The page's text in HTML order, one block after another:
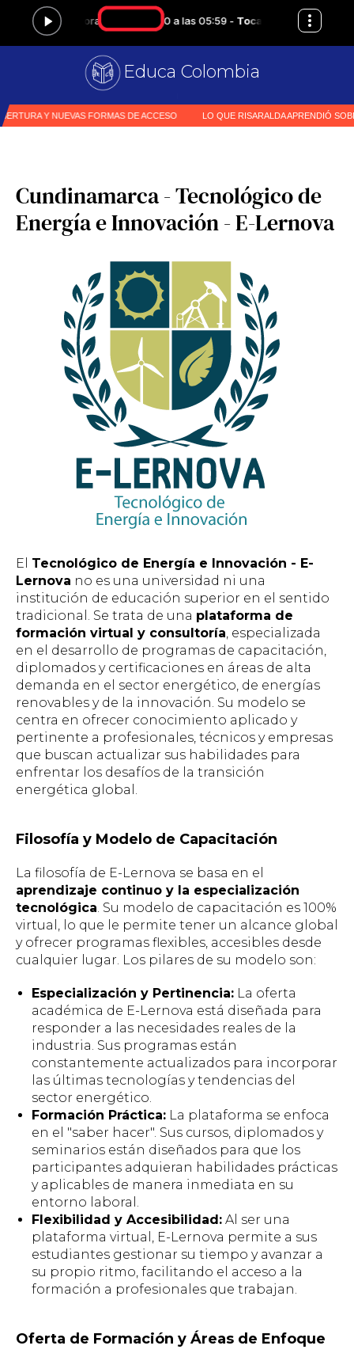
Educa Colombia
Cundinamarca - Tecnológico de
Energía e Innovación - E-Lernova
El Tecnológico de Energía e Innovación - E-
Lernova no es una universidad ni una
institución de educación superior en el sentido
tradicional. Se trata de una plataforma de
formación virtual y consultoría, especializada
en el desarrollo de programas de capacitación,
diplomados y certificaciones en áreas de alta
demanda en el sector energético, de energías
renovables y de la innovación. Su modelo se
centra en ofrecer conocimiento aplicado y
pertinente a profesionales, técnicos y empresas
que buscan actualizar sus habilidades para
enfrentar los desafíos de la transición
energética global.
Filosofía y Modelo de Capacitación
La filosofía de E-Lernova se basa en el
aprendizaje continuo y la especialización
tecnológica. Su modelo de capacitación es 100%
virtual, lo que le permite tener un alcance global
y ofrecer programas flexibles, accesibles desde
cualquier lugar. Los pilares de su modelo son:
Especialización y Pertinencia: La oferta
académica de E-Lernova está diseñada para
responder a las necesidades reales de la
industria. Sus programas están
constantemente actualizados para incorporar
las últimas tecnologías y tendencias del
sector energético.
Formación Práctica: La plataforma se enfoca
en el "saber hacer". Sus cursos, diplomados y
seminarios están diseñados para que los
participantes adquieran habilidades prácticas
y aplicables de manera inmediata en su
entorno laboral.
Flexibilidad y Accesibilidad: Al ser una
plataforma virtual, E-Lernova permite a sus
estudiantes gestionar su tiempo y avanzar a
su propio ritmo, facilitando el acceso a la
formación a profesionales que trabajan.
Oferta de Formación y Áreas de Enfoque